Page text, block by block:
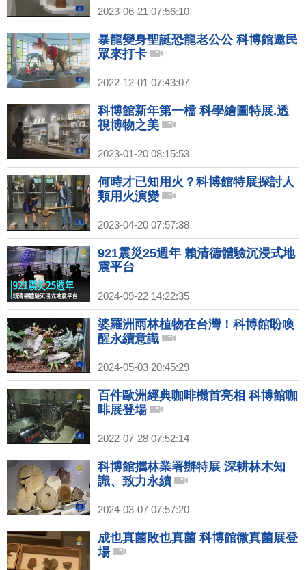
2023-06-21 07:56:10
暴龍變身聖誕恐龍老公公 科博館邀民
眾來打卡
2022-12-01 07:43:07
科博館新年第一檔 科學繪圖特展.透
視博物之美
2023-01-20 08:15:53
何時才已知用火？科博館特展探討人
類用火演變
2023-04-20 07:57:38
921震災25週年 賴清德體驗沉浸式地
震平台
2024-09-22 14:22:35
婆羅洲雨林植物在台灣！科博館盼喚
醒永續意識
2024-05-03 20:45:29
百件歐洲經典咖啡機首亮相 科博館咖
啡展登場
2022-07-28 07:52:14
科博館攜林業署辦特展 深耕林木知
識、致力永續
2024-03-07 07:57:20
成也真菌敗也真菌 科博館微真菌展登
場